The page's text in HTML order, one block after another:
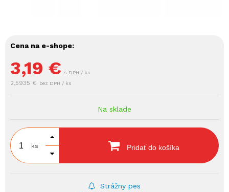
Cena na e-shope:
3,19 € s DPH / ks
2,5935 € bez DPH / ks
Na sklade
ks Pridať do košíka
Strážny pes